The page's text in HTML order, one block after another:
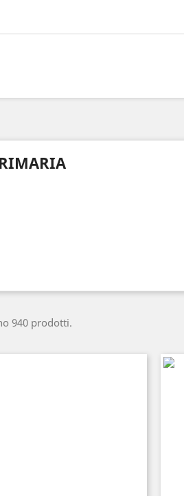
940 prodotti.